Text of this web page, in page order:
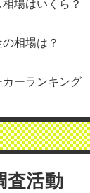
場はいくら？
相場は？
ーランキング
査活動